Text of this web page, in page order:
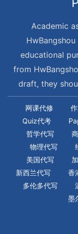
Academic
educational
from
draft, they
网课代修
Quiz代考
哲学代写
物理代写
美国代写
新西兰代写
香
多伦多代写
墨